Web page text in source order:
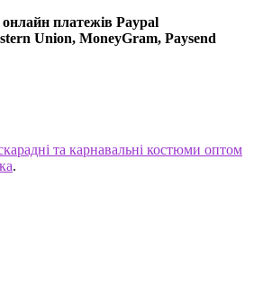
платежів Paypal
Union, MoneyGram, Paysend
та карнавальні костюми оптом
.